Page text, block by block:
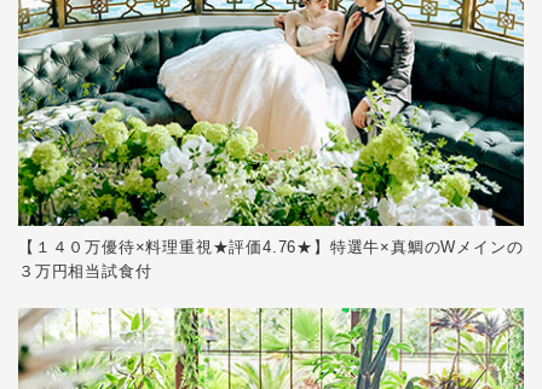
【１４０万優待×料理重視★評価4.76★】特選牛×真鯛のWメインの
３万円相当試食付